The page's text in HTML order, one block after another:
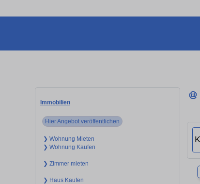
Immobilien
Hier Angebot veröffentlichen
❯ Wohnung Mieten
❯ Wohnung Kaufen
❯ Zimmer mieten
❯ Haus Kaufen